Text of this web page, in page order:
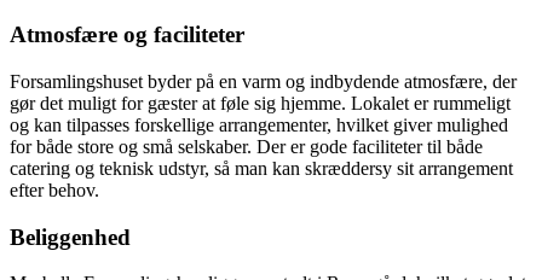
Atmosfære og faciliteter
Forsamlingshuset byder på en varm og indbydende atmosfære, der
gør det muligt for gæster at føle sig hjemme. Lokalet er rummeligt
og kan tilpasses forskellige arrangementer, hvilket giver mulighed
for både store og små selskaber. Der er gode faciliteter til både
catering og teknisk udstyr, så man kan skræddersy sit arrangement
efter behov.
Beliggenhed